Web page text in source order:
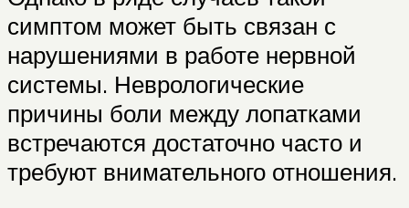
симптом может быть связан с
нарушениями в работе нервной
системы. Неврологические
причины боли между лопатками
встречаются достаточно часто и
требуют внимательного отношения.